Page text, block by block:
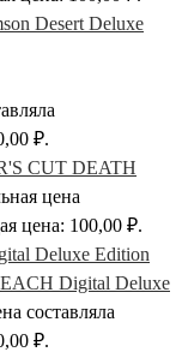
Desert Deluxe
₽.
DEATH
цена
цена: 100,00 ₽.
Digital Deluxe
составляла
₽.